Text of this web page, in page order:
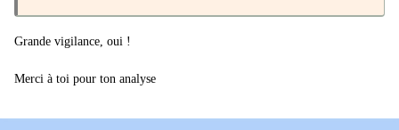
Grande vigilance, oui !
Merci à toi pour ton analyse